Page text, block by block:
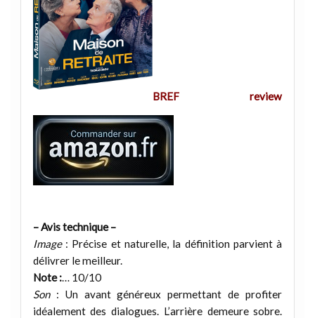
BREF review
– Avis technique –
Image: Précise et naturelle, la définition parvient à
délivrer le meilleur.
Note :… 10/10
Son: Un avant généreux permettant de profiter
idéalement des dialogues. L’arrière demeure sobre.